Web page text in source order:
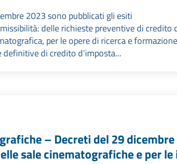
2023 sono pubblicati gli esiti
delle richieste preventive di credito
per le opere di ricerca e
di credito d’imposta...
– Decreti del 29
sale cinematografiche e per